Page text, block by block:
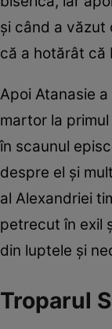
și când a văzut
că a hotărât că
Apoi Atanasie
martor la
în scaunul
despre el și
al Alexandriei
petrecut în exil
din luptele și
Troparul